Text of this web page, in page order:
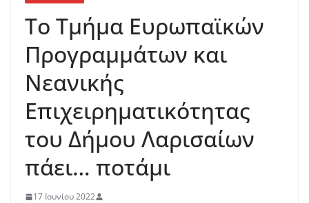
Το Τμήμα Ευρωπαϊκών
Προγραμμάτων και
Νεανικής
Επιχειρηματικότητας
του Δήμου Λαρισαίων
πάει… ποτάμι
17 Ιουνίου 2022